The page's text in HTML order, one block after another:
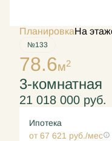
ПланировкаНа
№133
78.6м2
3-комнатная
21 018 000 руб.
Ипотека
от 67 621 руб./мес